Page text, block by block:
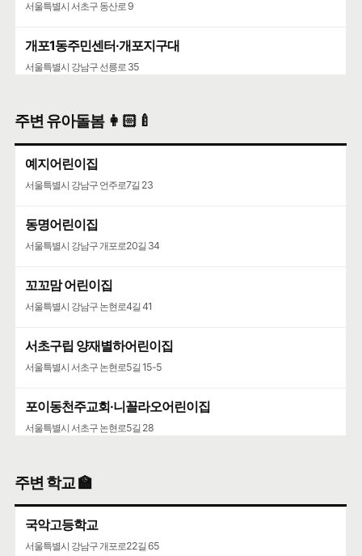
서울특별시 서초구 동산로 9
개포1동주민센터·개포지구대
서울특별시 강남구 선릉로 35
주변 유아돌봄 👩🏻‍🍼
예지어린이집
서울특별시 강남구 언주로7길 23
동명어린이집
서울특별시 강남구 개포로20길 34
꼬꼬맘 어린이집
서울특별시 강남구 논현로4길 41
서초구립 양재별하어린이집
서울특별시 서초구 논현로5길 15-5
포이동천주교회·니꼴라오어린이집
서울특별시 서초구 논현로5길 28
서울특별시 서초구 언남16길 37
주변 학교 🏫
국악고등학교
서울특별시 강남구 개포로22길 65